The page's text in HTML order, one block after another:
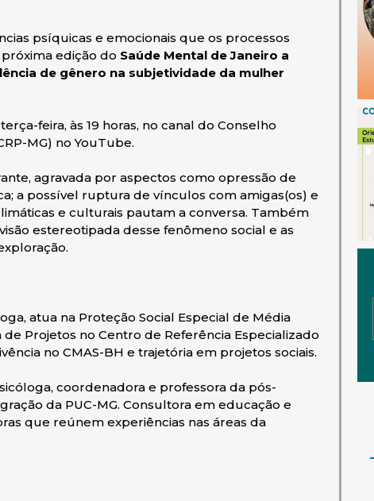
psíquicas e emocionais que os processos
edição do Saúde Mental de Janeiro a
de gênero na subjetividade da mulher
feira, às 19 horas, no canal do Conselho
MG) no YouTube.
agravada por aspectos como opressão de
a possível ruptura de vínculos com amigas(os) e
e culturais pautam a conversa. Também
estereotipada desse fenômeno social e as
atua na Proteção Social Especial de Média
Projetos no Centro de Referência Especializado
no CMAS-BH e trajetória em projetos sociais.
coordenadora e professora da pós-
da PUC-MG. Consultora em educação e
que reúnem experiências nas áreas da